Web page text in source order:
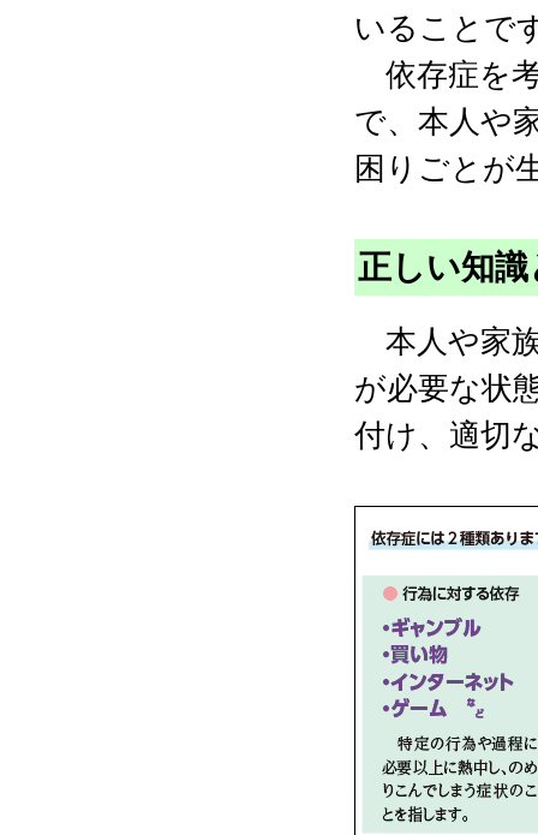
いることで
依存症を
で、本人や
困りごとが
正しい知
本人や家
が必要な状
付け、適切